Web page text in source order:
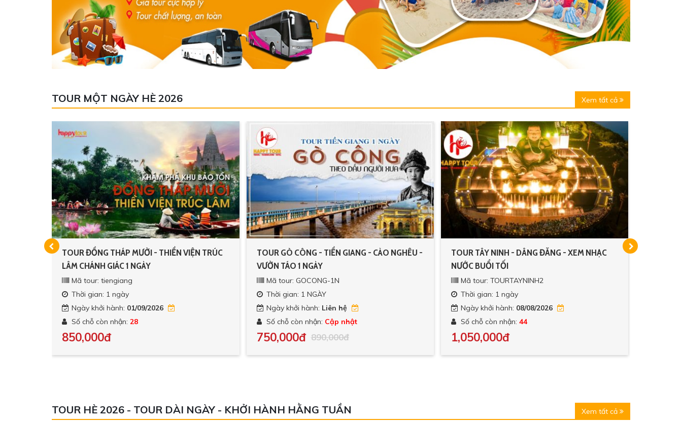
TOUR MỘT NGÀY HÈ 2026 Xem tất cả
TOUR ĐỒNG THÁP MƯỜI - THIỀN VIỆN TRÚC
LÂM CHÁNH GIÁC 1 NGÀY
Mã tour: tiengiang
Thời gian: 1 ngày
Ngày khởi hành:01/09/2026
Số chỗ còn nhận:28
850,000đ
TOUR GÒ CÔNG - TIỀN GIANG - CÀO NGHÊU -
VƯỜN TÁO 1 NGÀY
Mã tour: GOCONG-1N
Thời gian: 1 NGÀY
Ngày khởi hành:Liên hệ
Số chỗ còn nhận:Cập nhật
750,000đ 890,000đ
TOUR TÂY NINH - DÂNG ĐĂNG - XEM NHẠC
NƯỚC BUỔI TỐI
Mã tour: TOURTAYNINH2
Thời gian: 1 ngày
Ngày khởi hành:08/08/2026
Số chỗ còn nhận:44
1,050,000đ
TOUR ĐỒNG
TOUR HÈ 2026 - TOUR DÀI NGÀY - KHỞI HÀNH HẰNG TUẦN Xem tất cả